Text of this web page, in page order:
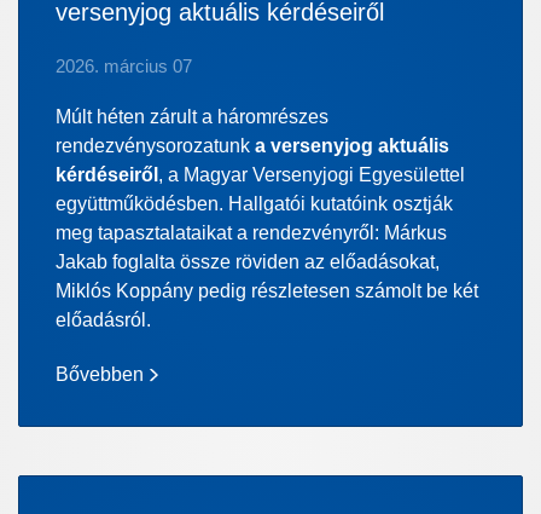
versenyjog aktuális kérdéseiről
2026. március 07
Múlt héten zárult a háromrészes
rendezvénysorozatunk a versenyjog aktuális
kérdéseiről , a Magyar Versenyjogi Egyesülettel
együttműködésben. Hallgatói kutatóink osztják
meg tapasztalataikat a rendezvényről: Márkus
Jakab foglalta össze röviden az előadásokat,
Miklós Koppány pedig részletesen számolt be két
előadásról.
Bővebben